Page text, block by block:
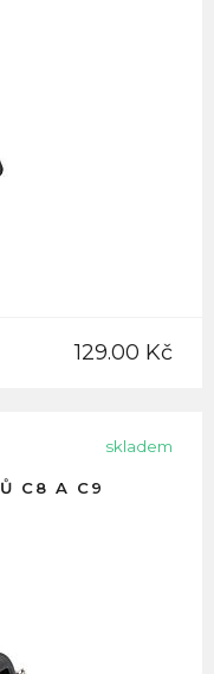
129.00 Kč
skladem
C8 A C9